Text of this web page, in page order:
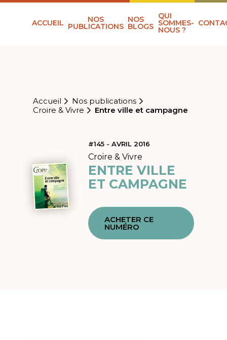
ACCUEIL NOS
PUBLICATIONS
NOS
BLOGS
QUI
SOMMES-
NOUS ?
Accueil
Nos publications
Croire & Vivre
Entre ville et campagne
#145 - AVRIL 2016
Croire & Vivre
ENTRE VILLE
ET CAMPAGNE
ACHETER CE
NUMÉRO